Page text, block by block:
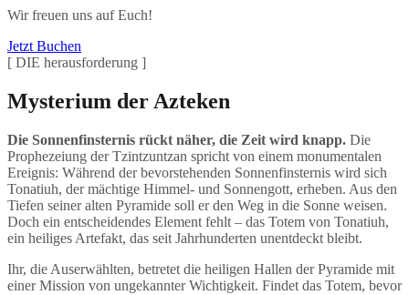
Wir freuen uns auf Euch!
Jetzt Buchen
[ DIE herausforderung ]
Mysterium der Azteken
Die Sonnenfinsternis rückt näher, die Zeit wird knapp. Die
Prophezeiung der Tzintzuntzan spricht von einem monumentalen
Ereignis: Während der bevorstehenden Sonnenfinsternis wird sich
Tonatiuh, der mächtige Himmel- und Sonnengott, erheben. Aus den
Tiefen seiner alten Pyramide soll er den Weg in die Sonne weisen.
Doch ein entscheidendes Element fehlt – das Totem von Tonatiuh,
ein heiliges Artefakt, das seit Jahrhunderten unentdeckt bleibt.
Ihr, die Auserwählten, betretet die heiligen Hallen der Pyramide mit
einer Mission von ungekannter Wichtigkeit. Findet das Totem, bevor